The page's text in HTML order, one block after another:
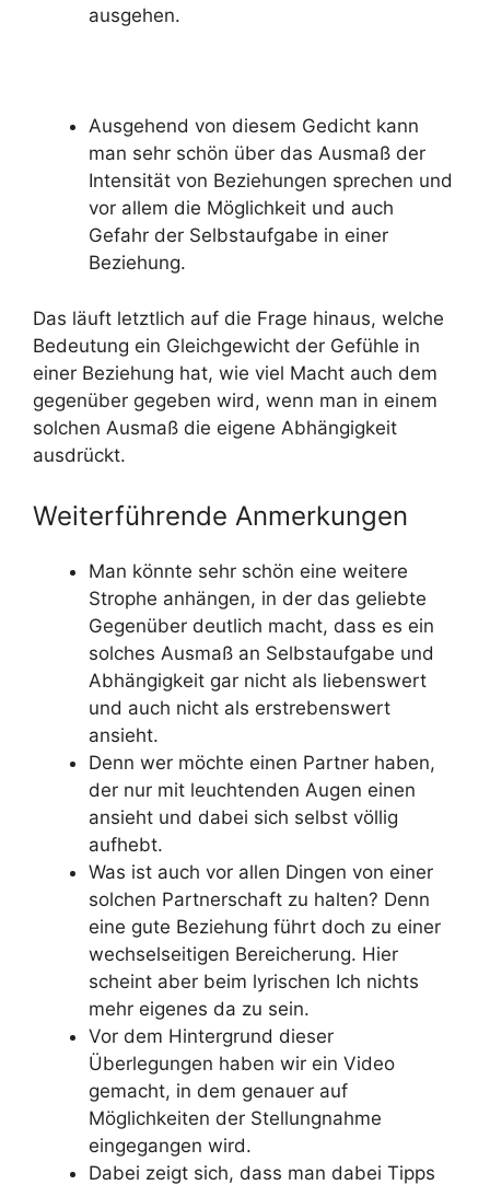
ausgehen.
Ausgehend von diesem Gedicht kann
man sehr schön über das Ausmaß der
Intensität von Beziehungen sprechen und
vor allem die Möglichkeit und auch
Gefahr der Selbstaufgabe in einer
Beziehung.
Das läuft letztlich auf die Frage hinaus, welche
Bedeutung ein Gleichgewicht der Gefühle in
einer Beziehung hat, wie viel Macht auch dem
gegenüber gegeben wird, wenn man in einem
solchen Ausmaß die eigene Abhängigkeit
ausdrückt.
Weiterführende Anmerkungen
Man könnte sehr schön eine weitere
Strophe anhängen, in der das geliebte
Gegenüber deutlich macht, dass es ein
solches Ausmaß an Selbstaufgabe und
Abhängigkeit gar nicht als liebenswert
und auch nicht als erstrebenswert
ansieht.
Denn wer möchte einen Partner haben,
der nur mit leuchtenden Augen einen
ansieht und dabei sich selbst völlig
aufhebt.
Was ist auch vor allen Dingen von einer
solchen Partnerschaft zu halten? Denn
eine gute Beziehung führt doch zu einer
wechselseitigen Bereicherung. Hier
scheint aber beim lyrischen Ich nichts
mehr eigenes da zu sein.
Vor dem Hintergrund dieser
Überlegungen haben wir ein Video
gemacht, in dem genauer auf
Möglichkeiten der Stellungnahme
eingegangen wird.
Dabei zeigt sich, dass man dabei Tipps